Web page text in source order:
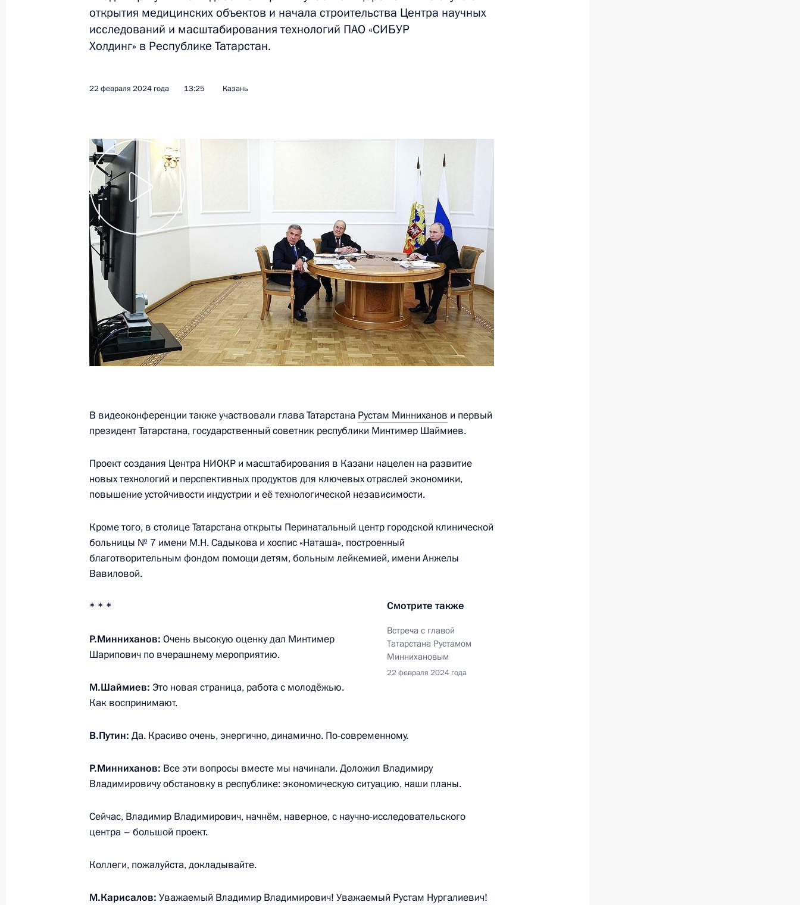
Мария Львова-Белова посетила Катар
и Запорожскую область
19 апреля 2024 года, 19:00
Рабочая поездка Марии Львовой-Беловой в Волгоградскую
область
12 апреля 2024 года, 18:20
Совещание с членами Правительства
4 апреля 2024 года, 19:10
4 апреля 2024 года, 16:50
Рабочая поездка Марии Львовой-Беловой в Красноярский край
2 апреля 2024 года, 19:30
Рабочая поездка Марии Львовой-Беловой в Тамбовскую область
Вручение премий Президента молодым деятелям культуры
и за произведения для детей
В аппарате Уполномоченного по правам ребёнка создана
оперативная группа юристов для помощи семьям, пострадавшим
26 марта 2024 года, 18:00
по воссоединению детей с их семьями
открытия медицинских объектов и начала строительства Центра научных
исследований и масштабирования технологий ПАО «СИБУР
Холдинг» в Республике Татарстан.
22 февраля 2024 года 13:25 Казань
В видеоконференции также участвовали глава Татарстана Рустам Минниханов и первый
президент Татарстана, государственный советник республики Минтимер Шаймиев.
Проект создания Центра НИОКР и масштабирования в Казани нацелен на развитие
новых технологий и перспективных продуктов для ключевых отраслей экономики,
повышение устойчивости индустрии и её технологической независимости.
Кроме того, в столице Татарстана открыты Перинатальный центр городской клинической
больницы № 7 имени М.Н. Садыкова и хоспис «Наташа», построенный
благотворительным фондом помощи детям, больным лейкемией, имени Анжелы
Вавиловой.
Смотрите также
Встреча с главой
Татарстана Рустамом
Миннихановым
22 февраля 2024 года
* * *
Р.Минниханов: Очень высокую оценку дал Минтимер
Шарипович по вчерашнему мероприятию.
М.Шаймиев: Это новая страница, работа с молодёжью.
Как воспринимают.
В.Путин: Да. Красиво очень, энергично, динамично. По-современному.
Р.Минниханов: Все эти вопросы вместе мы начинали. Доложил Владимиру
Владимировичу обстановку в республике: экономическую ситуацию, наши планы.
Сейчас, Владимир Владимирович, начнём, наверное, с научно-исследовательского
центра – большой проект.
Коллеги, пожалуйста, докладывайте.
М.Карисалов: Уважаемый Владимир Владимирович! Уважаемый Рустам Нургалиевич!